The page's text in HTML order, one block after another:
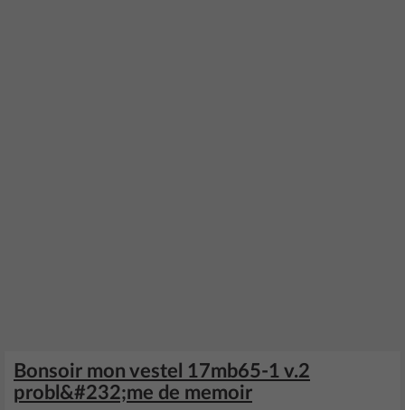
Bonsoir mon vestel 17mb65-1 v.2
probl&#232;me de memoir